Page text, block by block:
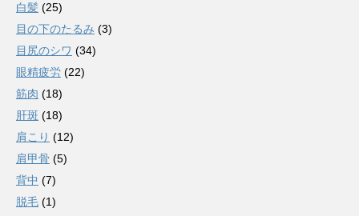
白髪 (25)
目の下のたるみ (3)
目尻のシワ (34)
眼精疲労 (22)
筋肉 (18)
肝斑 (18)
肩こり (12)
肩甲骨 (5)
背中 (7)
脱毛 (1)